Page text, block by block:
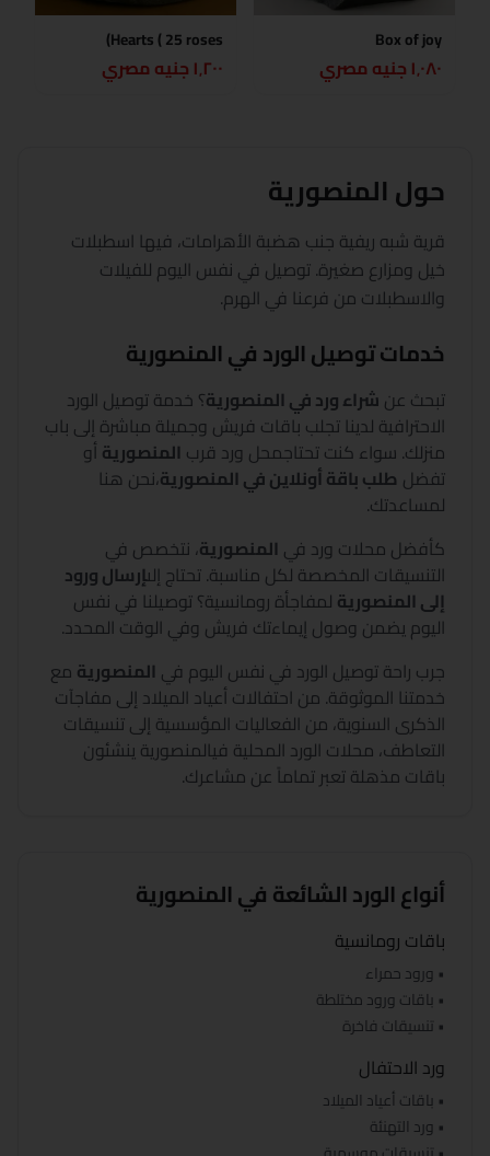
Box of joy
١٬٠٨٠ جنيه مصري
Hearts ( 25 roses)
١٬٢٠٠ جنيه مصري
حول المنصورية
قرية شبه ريفية جنب هضبة الأهرامات، فيها اسطبلات
خيل ومزارع صغيرة. توصيل في نفس اليوم للفيلات
والاسطبلات من فرعنا في الهرم.
خدمات توصيل الورد فيالمنصورية
تبحث عن شراء ورد في المنصورية؟ خدمة توصيل الورد
الاحترافية لدينا تجلب باقات فريش وجميلة مباشرة إلى باب
منزلك. سواء كنت تحتاجمحل ورد قرب المنصورية أو
تفضل طلب باقة أونلاين في المنصورية،نحن هنا
لمساعدتك.
كأفضل محلات ورد في المنصورية، نتخصص في
التنسيقات المخصصة لكل مناسبة. تحتاج إلىإرسال ورود
إلى المنصورية لمفاجأة رومانسية؟ توصيلنا في نفس
اليوم يضمن وصول إيماءتك فريش وفي الوقت المحدد.
جرب راحة توصيل الورد في نفس اليوم في المنصورية مع
خدمتنا الموثوقة. من احتفالات أعياد الميلاد إلى مفاجآت
الذكرى السنوية، من الفعاليات المؤسسية إلى تنسيقات
التعاطف، محلات الورد المحلية فيالمنصوريةينشئون
باقات مذهلة تعبر تماماً عن مشاعرك.
أنواع الورد الشائعة فيالمنصورية
باقات رومانسية
• ورود حمراء
• باقات ورود مختلطة
• تنسيقات فاخرة
ورد الاحتفال
• باقات أعياد الميلاد
• ورد التهنئة